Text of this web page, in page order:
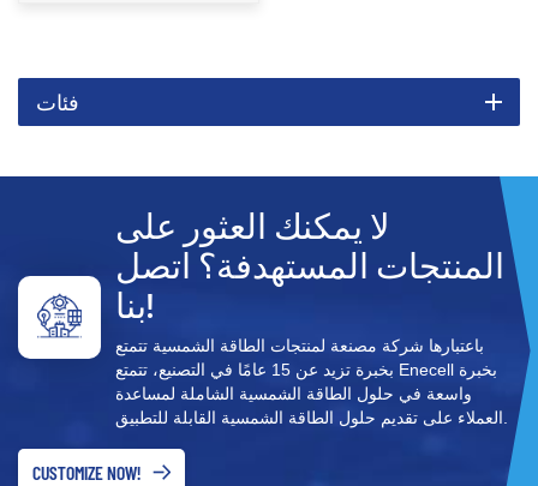
فئات
لا يمكنك العثور على
المنتجات المستهدفة؟ اتصل
بنا!
باعتبارها شركة مصنعة لمنتجات الطاقة الشمسية تتمتع
بخبرة تزيد عن 15 عامًا في التصنيع، تتمتع Enecell بخبرة
واسعة في حلول الطاقة الشمسية الشاملة لمساعدة
CUSTOMIZE NOW!